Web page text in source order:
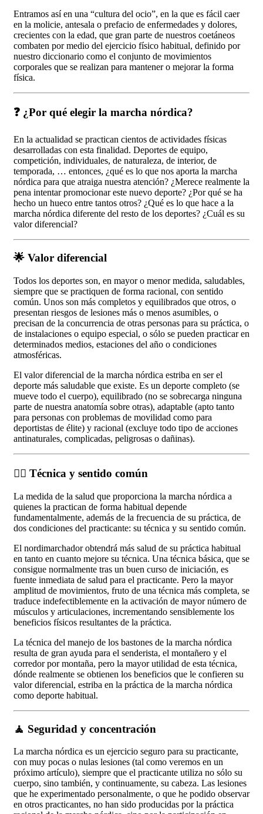
Entramos así en una “cultura del ocio”, en la que es fácil caer
en la molicie, antesala o prefacio de enfermedades y dolores,
crecientes con la edad, que gran parte de nuestros coetáneos
combaten por medio del ejercicio físico habitual, definido por
nuestro diccionario como el conjunto de movimientos
corporales que se realizan para mantener o mejorar la forma
física.
❓ ¿Por qué elegir la marcha nórdica?
En la actualidad se practican cientos de actividades físicas
desarrolladas con esta finalidad. Deportes de equipo,
competición, individuales, de naturaleza, de interior, de
temporada, … entonces, ¿qué es lo que nos aporta la marcha
nórdica para que atraiga nuestra atención? ¿Merece realmente la
pena intentar promocionar este nuevo deporte? ¿Por qué se ha
hecho un hueco entre tantos otros? ¿Qué es lo que hace a la
marcha nórdica diferente del resto de los deportes? ¿Cuál es su
valor diferencial?
🌟 Valor diferencial
Todos los deportes son, en mayor o menor medida, saludables,
siempre que se practiquen de forma racional, con sentido
común. Unos son más completos y equilibrados que otros, o
presentan riesgos de lesiones más o menos asumibles, o
precisan de la concurrencia de otras personas para su práctica, o
de instalaciones o equipo especial, o sólo se pueden practicar en
determinados medios, estaciones del año o condiciones
atmosféricas.
El valor diferencial de la marcha nórdica estriba en ser el
deporte más saludable que existe. Es un deporte completo (se
mueve todo el cuerpo), equilibrado (no se sobrecarga ninguna
parte de nuestra anatomía sobre otras), adaptable (apto tanto
para personas con problemas de movilidad como para
deportistas de élite) y racional (excluye todo tipo de acciones
antinaturales, complicadas, peligrosas o dañinas).
🏃‍♂️ Técnica y sentido común
La medida de la salud que proporciona la marcha nórdica a
quienes la practican de forma habitual depende
fundamentalmente, además de la frecuencia de su práctica, de
dos condiciones del practicante: su técnica y su sentido común.
El nordimarchador obtendrá más salud de su práctica habitual
en tanto en cuanto mejore su técnica. Una técnica básica, que se
consigue normalmente tras un buen curso de iniciación, es
fuente inmediata de salud para el practicante. Pero la mayor
amplitud de movimientos, fruto de una técnica más completa, se
traduce indefectiblemente en la activación de mayor número de
músculos y articulaciones, incrementando sensiblemente los
beneficios físicos resultantes de la práctica.
La técnica del manejo de los bastones de la marcha nórdica
resulta de gran ayuda para el senderista, el montañero y el
corredor por montaña, pero la mayor utilidad de esta técnica,
dónde realmente se obtienen los beneficios que le confieren su
valor diferencial, estriba en la práctica de la marcha nórdica
como deporte habitual.
🧘 Seguridad y concentración
La marcha nórdica es un ejercicio seguro para su practicante,
con muy pocas o nulas lesiones (tal como veremos en un
próximo artículo), siempre que el practicante utiliza no sólo su
cuerpo, sino también, y continuamente, su cabeza. Las lesiones
que he experimentado personalmente, o que he podido observar
en otros practicantes, no han sido producidas por la práctica